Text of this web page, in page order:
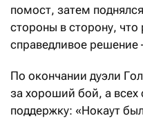
помост, затем
стороны в сторону,
справедливое решение
По окончании дуэли
за хороший бой, а всех
поддержку: «Нокаут